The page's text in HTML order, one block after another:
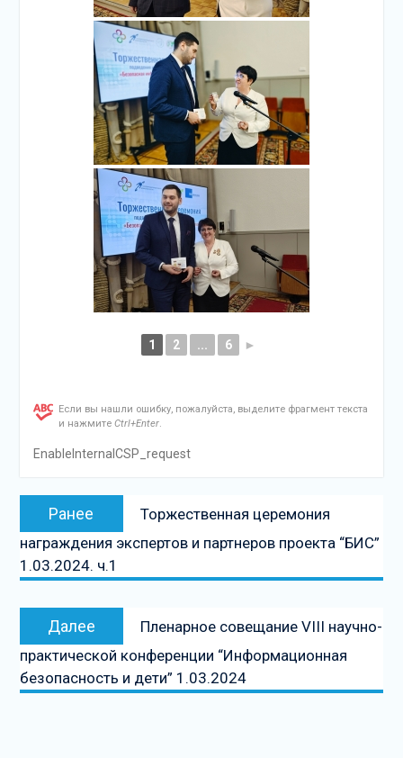
1 2 ... 6 ►
Если вы нашли ошибку, пожалуйста, выделите фрагмент текста
и нажмите Ctrl+Enter.
EnableInternalCSP_request
Навигация
записям
Ранее
запись:
Торжественная церемония
награждения экспертов и партнеров проекта “БИС”
1.03.2024. ч.1
Далее
запись
Пленарное совещание VIII научно-
практической конференции “Информационная
безопасность и дети” 1.03.2024